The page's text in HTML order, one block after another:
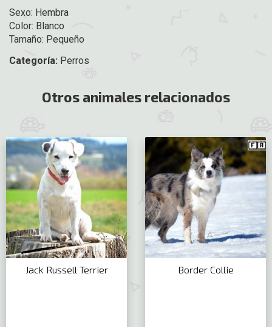
Sexo: Hembra
Color: Blanco
Tamaño: Pequeño
Categoría: Perros
Otros animales relacionados
Jack Russell Terrier Border Collie